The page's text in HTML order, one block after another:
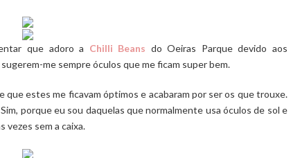
que adoro a Chilli Beans do Oeiras Parque devido aos
me sempre óculos que me ficam super bem.
estes me ficavam óptimos e acabaram por ser os que trouxe.
porque eu sou daquelas que normalmente usa óculos de sol e
vezes sem a caixa.